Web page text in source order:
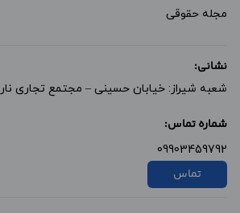
مجله حقوقی
نشانی:
شعبه شیراز: خیابان حسینی – مجتمع تجاری
شماره تماس:
09903459792
تماس